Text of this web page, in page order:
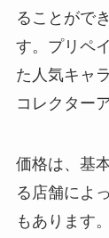
ることがで
す。プリペ
た人気キャ
コレクター
価格は、基
る店舗によ
もあります